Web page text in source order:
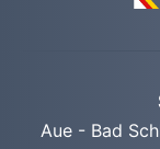
Termin
Aue - Bad